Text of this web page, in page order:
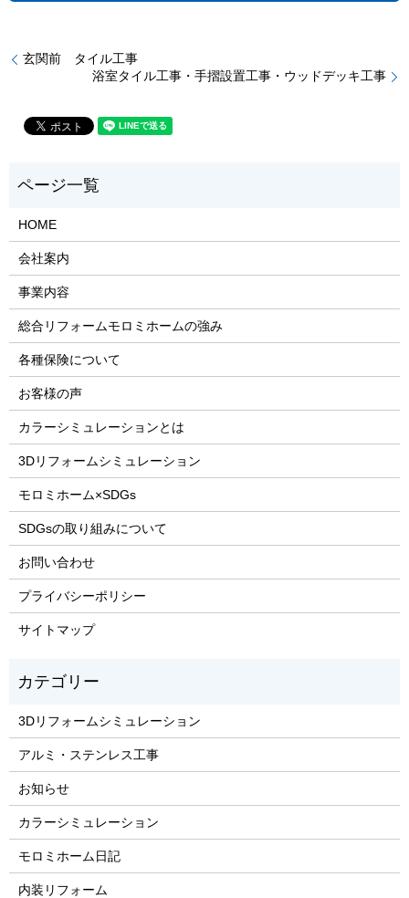
玄関前 タイル工事
浴室タイル工事・手摺設置工事・ウッドデッキ工事
HOME
会社案内
事業内容
総合リフォームモロミホームの強み
各種保険について
お客様の声
カラーシミュレーションとは
3Dリフォームシミュレーション
モロミホーム×SDGs
SDGsの取り組みについて
お問い合わせ
プライバシーポリシー
サイトマップ
3Dリフォームシミュレーション
アルミ・ステンレス工事
お知らせ
カラーシミュレーション
モロミホーム日記
内装リフォーム